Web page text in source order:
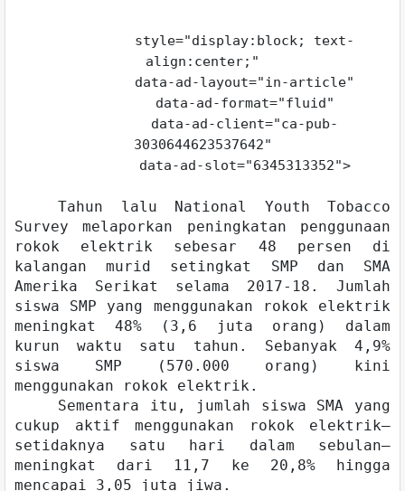
style="display:block; text-
align:center;"
data-ad-layout="in-article"
data-ad-format="fluid"
data-ad-client="ca-pub-
3030644623537642"
data-ad-slot="6345313352">
Tahun lalu National Youth Tobacco
Survey melaporkan peningkatan penggunaan
rokok elektrik sebesar 48 persen di
kalangan murid setingkat SMP dan SMA
Amerika Serikat selama 2017-18. Jumlah
siswa SMP yang menggunakan rokok elektrik
meningkat 48% (3,6 juta orang) dalam
kurun waktu satu tahun. Sebanyak 4,9%
siswa SMP (570.000 orang) kini
menggunakan rokok elektrik.
Sementara itu, jumlah siswa SMA yang
cukup aktif menggunakan rokok elektrik—
setidaknya satu hari dalam sebulan—
meningkat dari 11,7 ke 20,8% hingga
mencapai 3,05 juta jiwa.